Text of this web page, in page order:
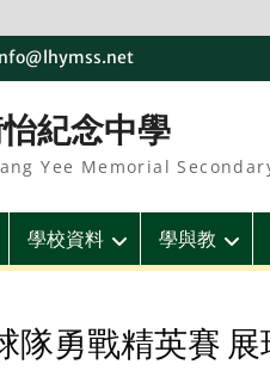
紀念中學
Yee Memorial
學校資料 學與教
隊勇戰精英賽